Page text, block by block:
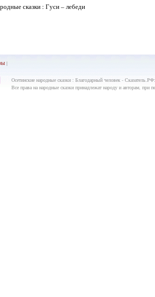
сказки : Гуси – лебеди
|
Осетинские народные сказки : Благодарный человек -
Все права на народные сказки принадлежат народу и авторам, при